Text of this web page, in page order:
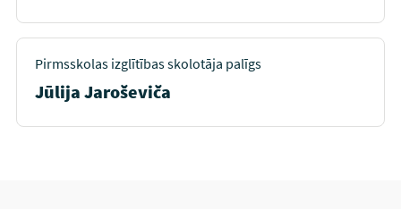
Pirmsskolas izglītības skolotāja palīgs
Jūlija Jaroševiča